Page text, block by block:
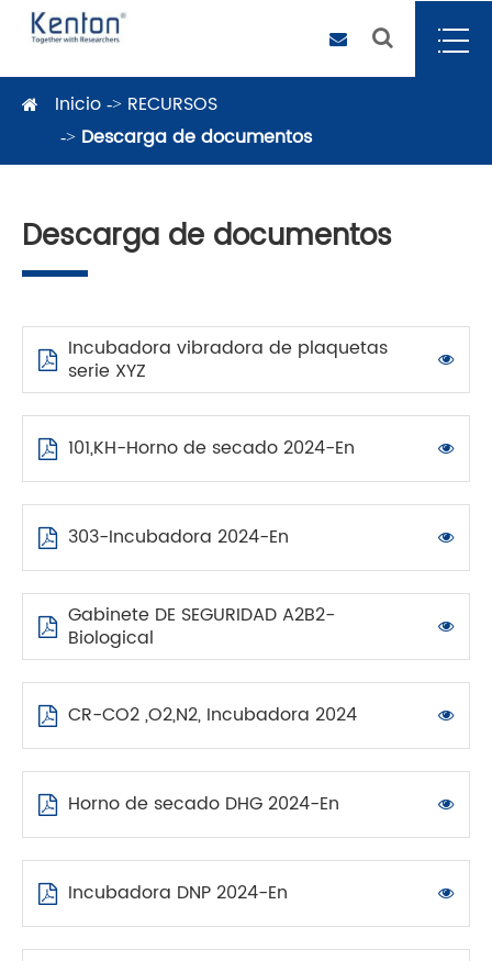
Inicio
RECURSOS
Descarga de documentos
Descarga de documentos
Incubadora vibradora de plaquetas
serie XYZ
101,KH-Horno de secado 2024-En
303-Incubadora 2024-En
Gabinete DE SEGURIDAD A2B2-
Biological
CR-CO2 ,O2,N2, Incubadora 2024
Horno de secado DHG 2024-En
Incubadora DNP 2024-En